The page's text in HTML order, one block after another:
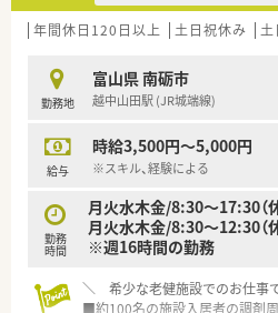
【法人特徴について】
学病院門前やドラッグストア・
を持つ大手法人の求人です。
■業界で初めてM&Aをスタート
す。
■地域密着型経営に注力してお
とが大きな特徴です。
年間休日120日以上 土日祝休み 土
勤務地
富山県 南砺市
越中山田駅 (JR城端線)
給与
時給3,500円～5,000円
※スキル、経験による
勤務
時間
月火水木金/8:30～17:30
月火水木金/8:30～12:30
※週16時間の勤務
＼ 希少な老健施設でのお仕
■約100名の施設入居者の調剤